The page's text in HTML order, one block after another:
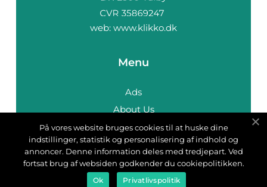
web: www.klikko.dk
Menu
Ads
About Us
Cookies
Contact
Sitemap
På vores website bruges cookies til at huske dine
indstillinger, statistik og personalisering af indhold og
annoncer. Denne information deles med tredjepart. Ved
fortsat brug af websiden godkender du cookiepolitikken.
Ok Privatlivspolitik